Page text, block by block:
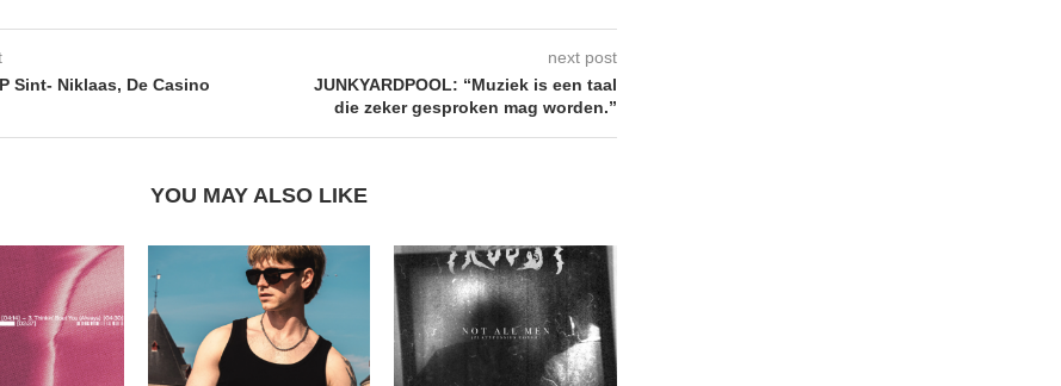
Sint- Niklaas, De Casino
next post
JUNKYARDPOOL: “Muziek is een taal
die zeker gesproken mag worden.”
YOU MAY ALSO LIKE